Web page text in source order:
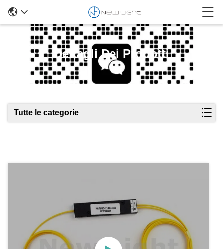
Dettagli Dei Prodotti
Tutte le categorie